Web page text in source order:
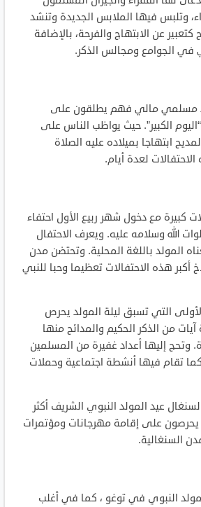
وتلبس فيها الملابس الجديدة وتنشد
كتعبير عن الابتهاج والفرحة، بالإضافة
في الجوامع ومجالس الذكر.
مسلمي مالي فهم يطلقون على
الكبير”. حيث يواظب الناس على
ابتهاجا بميلاده عليه الصلاة
لعدة أيام.
كبيرة مع دخول شهر ربيع الأول احتفاء
الله وسلامه عليه. ويعرف الاحتفال
المولد باللغة المحلية. وتحتضن مدن
أكبر هذه الاحتفالات تعظيما وحبا للنبي
التي تسبق ليلة المولد يحرص
من الذكر الحكيم والمدائح منها
وتحج إليها أعداد غفيرة من المسلمين
كما تقام فيها أنشطة اجتماعية وحملات
عيد المولد النبوي الشريف أكثر
على إقامة مهرجانات ومؤتمرات
السنغالية.
النبوي في توغو ، كما في أغلب